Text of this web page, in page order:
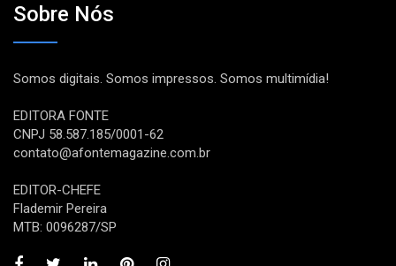
Sobre Nós
Somos digitais. Somos impressos. Somos multimídia!
EDITORA FONTE
CNPJ 58.587.185/0001-62
contato@afontemagazine.com.br
EDITOR-CHEFE
Flademir Pereira
MTB: 0096287/SP